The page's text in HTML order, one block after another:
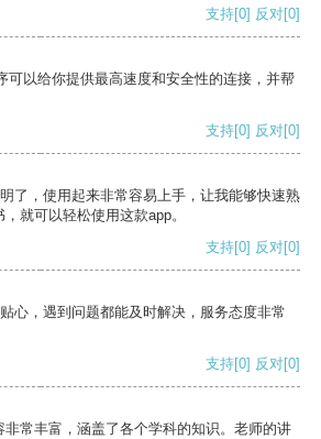
支持[0] 反对[0]
可以给你提供最高速度和安全性的连接，并帮
支持[0] 反对[0]
了，使用起来非常容易上手，让我能够快速熟
就可以轻松使用这款app。
支持[0] 反对[0]
心，遇到问题都能及时解决，服务态度非常
支持[0] 反对[0]
常丰富，涵盖了各个学科的知识。老师的讲